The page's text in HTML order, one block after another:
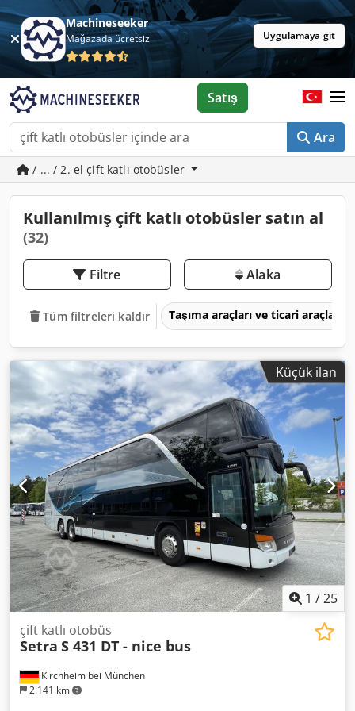
Machineseeker
Mağazada ücretsiz Uygulamaya git
Ara
Satış
/ ... / 2. el çift katlı otobüsler
Kullanılmış çift katlı otobüsler satın al
(32)
Filtre Alaka
Tüm filtreleri kaldır Taşıma araçları ve ticari araçlar
Küçük ilan
1 /25
Kirchheim bei München
2.141 km
çift katlı otobüs
Setra S 431 DT - nice bus